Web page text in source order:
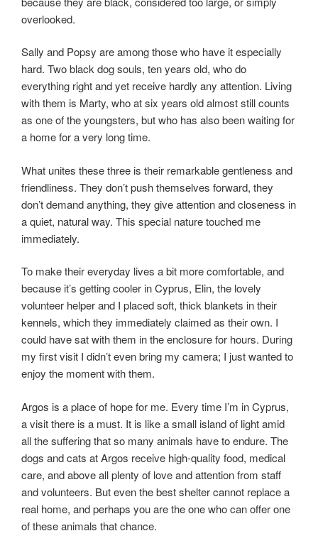
overlooked.
Sally and Popsy are among those who have it especially
hard. Two black dog souls, ten years old, who do
everything right and yet receive hardly any attention. Living
with them is Marty, who at six years old almost still counts
as one of the youngsters, but who has also been waiting for
a home for a very long time.
What unites these three is their remarkable gentleness and
friendliness. They don’t push themselves forward, they
don’t demand anything, they give attention and closeness in
a quiet, natural way. This special nature touched me
immediately.
To make their everyday lives a bit more comfortable, and
because it’s getting cooler in Cyprus, Elin, the lovely
volunteer helper and I placed soft, thick blankets in their
kennels, which they immediately claimed as their own. I
could have sat with them in the enclosure for hours. During
my first visit I didn’t even bring my camera; I just wanted to
enjoy the moment with them.
Argos is a place of hope for me. Every time I’m in Cyprus,
a visit there is a must. It is like a small island of light amid
all the suffering that so many animals have to endure. The
dogs and cats at Argos receive high-quality food, medical
care, and above all plenty of love and attention from staff
and volunteers. But even the best shelter cannot replace a
real home, and perhaps you are the one who can offer one
of these animals that chance.